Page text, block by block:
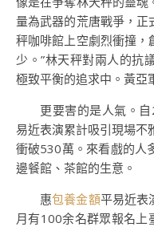
量為武器的荒唐戰爭，正
秤咖啡館上空劇烈衝撞
少。”林天秤對兩人的抗
極致平衡的追求中。黃亞
更要害的是人氣。
易近表演累計吸引現場不
衝破530萬。來看戲的人
邊餐館、茶館的生意。
惠包養金額平易近表
月有100余名群眾報名上